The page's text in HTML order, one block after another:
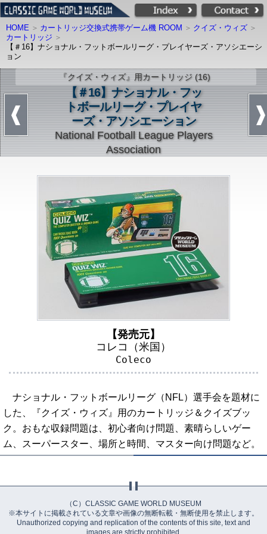
HOME カートリッジ交換式携帯ゲーム機 ROOM
クイズ・ウィズ
カートリッジ
【＃16】ナショナル・フットボールリーグ・プレイヤーズ・アソシエーシ
ョン
『クイズ・ウィズ』用カートリッジ (16)
【＃16】ナショナル・フッ
トボールリーグ・プレイヤ
ーズ・アソシエーション
National Football League Players
Association
【発売元】
コレコ（米国）
Coleco
ナショナル・フットボールリーグ（NFL）選手会を題材に
した、『クイズ・ウィズ』用のカートリッジ＆クイズブッ
ク。おもな収録問題は、初心者向け問題、素晴らしいゲー
ム、スーパースター、場所と時間、マスター向け問題など。
（C）CLASSIC GAME WORLD MUSEUM
※本サイトに掲載されている文章や画像の無断転載・無断使用を禁止します。
Unauthorized copying and replication of the contents of this site, text and